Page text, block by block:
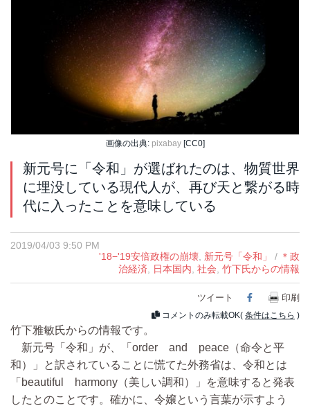
画像の出典: pixabay[CC0]
新元号に「令和」が選ばれたのは、物質世界
に埋没している現代人が、再び天と繋がる時
代に入ったことを意味している
2019/04/03 9:50 PM
'18−'19安倍政権の崩壊 新元号「令和」 / ＊政
治経済
日本国内 社会 竹下氏からの情報
ツイート Facebook
印刷
コメントのみ転載OK( 条件はこちら )
竹下雅敏氏からの情報です。
新元号「令和」が、「order and peace（命令と平
和）」と訳されていることに慌てた外務省は、令和とは
「beautiful harmony（美しい調和）」を意味すると発表
したとのことです。確かに、令嬢という言葉が示すよう